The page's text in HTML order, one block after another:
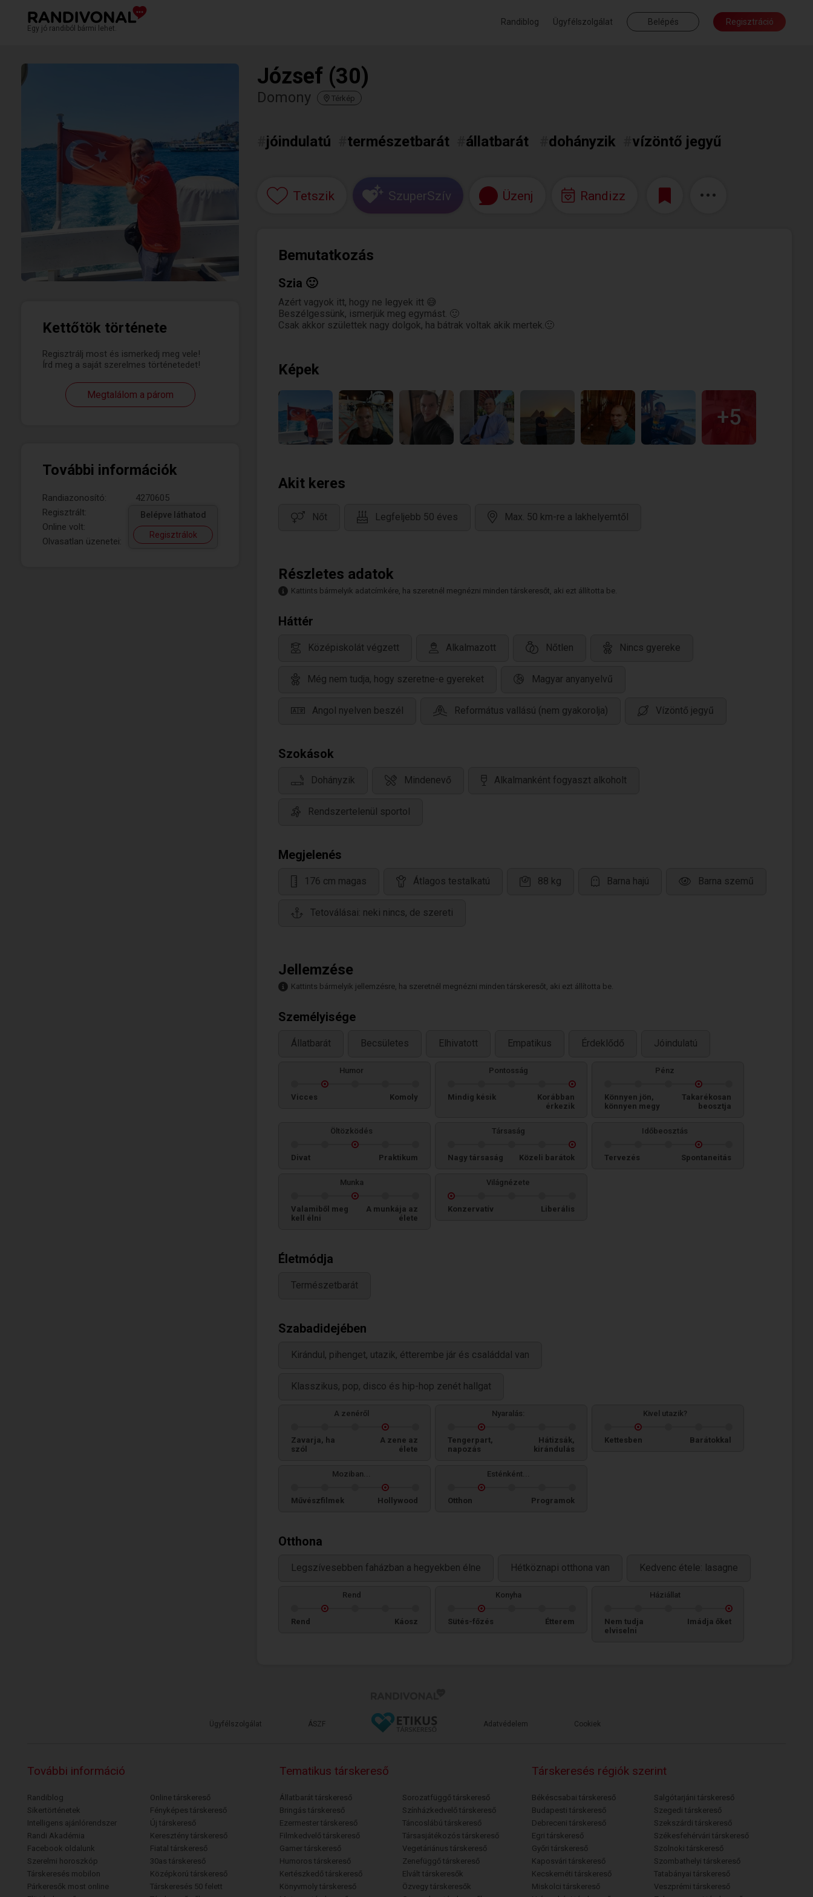
Egy jó randiból bármi lehet.
Randiblog Ügyfélszolgálat Belépés Regisztráció
Kettőtök története
Regisztrálj most és ismerkedj meg vele!
Írd meg a saját szerelmes történetedet!
Megtalálom a párom
További információk
Randiazonosító:
4270605
Regisztrált:
Online volt:
Olvasatlan üzenetei:
Belépve láthatod
Regisztrálok
József (30)
Domony Térkép
jóindulatú természetbarát állatbarát dohányzik vízöntő jegyű
Tetszik SzuperSzív Üzenj Randizz
Bemutatkozás
Szia 🙂
Azért vagyok itt, hogy ne legyek itt 😅
Beszélgessünk, ismerjük meg egymást. 🙂
Csak akkor születtek nagy dolgok, ha bátrak voltak akik mertek.🙂
Képek
+5
Akit keres
Nőt Legfeljebb 50 éves Max. 50 km-re a lakhelyemtől
Részletes adatok
Kattints bármelyik adatcímkére, ha szeretnél megnézni minden társkeresőt, aki ezt állította be.
Háttér
Középiskolát végzett Alkalmazott Nőtlen Nincs gyereke
Még nem tudja, hogy szeretne-e gyereket Magyar anyanyelvű
Angol nyelven beszél Református vallású (nem gyakorolja) Vízöntő jegyű
Szokások
Dohányzik Mindenevő Alkalmanként fogyaszt alkoholt
Rendszertelenül sportol
Megjelenés
176 cm magas Átlagos testalkatú 88 kg Barna hajú Barna szemű
Tetoválásai: neki nincs, de szereti
Jellemzése
Kattints bármelyik jellemzésre, ha szeretnél megnézni minden társkeresőt, aki ezt állította be.
Személyisége
Állatbarát Becsületes Elhivatott Empatikus Érdeklődő Jóindulatú
Humor
Vicces Komoly
Pontosság
Mindig késik
Korábban
érkezik
Pénz
Könnyen jön,
könnyen megy
Takarékosan
beosztja
Öltözködés
Divat Praktikum
Társaság
Nagy társaság Közeli barátok
Időbeosztás
Tervezés Spontaneitás
Munka
Valamiből meg
kell élni
A munkája az
élete
Világnézete
Konzervatív Liberális
Életmódja
Természetbarát
Szabadidejében
Kirándul, pihenget, utazik, étterembe jár és családdal van
Klasszikus, pop, disco és hip-hop zenét hallgat
A zenéről
Zavarja, ha
szól
A zene az
élete
Nyaralás:
Tengerpart,
napozás
Hátizsák,
kirándulás
Kivel utazik?
Kettesben Barátokkal
Moziban...
Művészfilmek Hollywood
Esténként...
Otthon Programok
Otthona
Legszívesebben faházban a hegyekben élne Hétköznapi otthona van Kedvenc étele: lasagne
Rend
Rend Káosz
Konyha
Sütés-főzés Étterem
Háziállat
Nem tudja
elviselni
Imádja őket
Ügyfélszolgálat ÁSZF Adatvédelem Cookiek
További információ
Randiblog
Sikertörténetek
Intelligens ajánlórendszer
Randi Akadémia
Facebook oldalunk
Szerelmi horoszkóp
Társkeresés mobilon
Párkeresők most online
Online társkereső
Fényképes társkereső
Új társkereső
Keresztény társkereső
Fiatal társkereső
30as társkereső
Középkorú társkereső
Társkeresés 50 felett
Tematikus társkereső
Állatbarát társkereső
Bringás társkereső
Ezermester társkereső
Filmkedvelő társkereső
Gamer társkereső
Humoros társkereső
Kertészkedő társkereső
Könyvmoly társkereső
Sorozatfüggő társkereső
Színházkedvelő társkereső
Táncoslábú társkereső
Társasjátékozós társkereső
Vegetáriánus társkereső
Zenefüggő társkereső
Elvált társkeresők
Özvegy társkeresők
Társkeresés régiók szerint
Békéscsabai társkereső
Budapesti társkereső
Debreceni társkereső
Egri társkereső
Győri társkereső
Kaposvári társkereső
Kecskeméti társkereső
Miskolci társkereső
Salgótarjáni társkereső
Szegedi társkereső
Szekszárdi társkereső
Székesfehérvári társkereső
Szolnoki társkereső
Szombathelyi társkereső
Tatabányai társkereső
Veszprémi társkereső